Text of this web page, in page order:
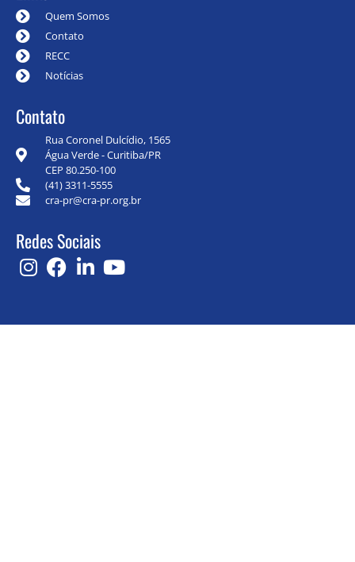
Quem Somos
Contato
RECC
Notícias
Contato
Rua Coronel Dulcídio, 1565
Água Verde - Curitiba/PR
CEP 80.250-100
(41) 3311-5555
cra-pr@cra-pr.org.br
Redes Sociais